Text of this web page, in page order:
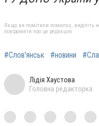
Якщо ви помітили помилку, виділіть
повідомити про це редакцію
#Слов'янськ #новини
Лідія Хаустова
Головна редакторка